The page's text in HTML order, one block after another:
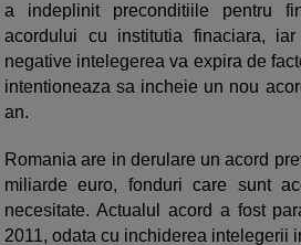
a indeplinit preconditiile pentru
acordului cu institutia finaciara,
negative intelegerea va expira de
intentioneaza sa incheie un nou
an.
Romania are in derulare un acord
miliarde euro, fonduri care sunt
necesitate. Actualul acord a fost
2011, odata cu inchiderea intelegerii